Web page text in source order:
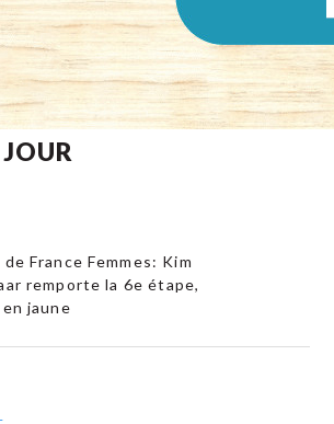
France Femmes: Kim
remporte la 6e étape,
jaune